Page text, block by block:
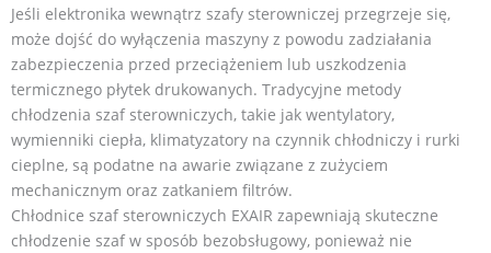
Jeśli elektronika wewnątrz szafy sterowniczej przegrzeje się,
może dojść do wyłączenia maszyny z powodu zadziałania
zabezpieczenia przed przeciążeniem lub uszkodzenia
termicznego płytek drukowanych. Tradycyjne metody
chłodzenia szaf sterowniczych, takie jak wentylatory,
wymienniki ciepła, klimatyzatory na czynnik chłodniczy i rurki
cieplne, są podatne na awarie związane z zużyciem
mechanicznym oraz zatkaniem filtrów.
Chłodnice szaf sterowniczych EXAIR zapewniają skuteczne
chłodzenie szaf w sposób bezobsługowy, ponieważ nie